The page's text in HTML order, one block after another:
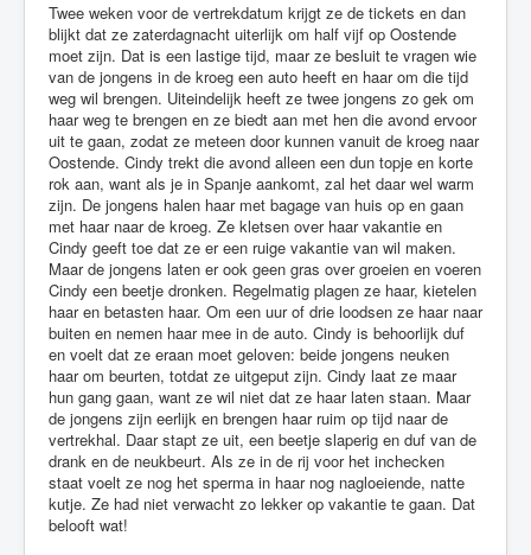
Twee weken voor de vertrekdatum krijgt ze de tickets en dan
blijkt dat ze zaterdagnacht uiterlijk om half vijf op Oostende
moet zijn. Dat is een lastige tijd, maar ze besluit te vragen wie
van de jongens in de kroeg een auto heeft en haar om die tijd
weg wil brengen. Uiteindelijk heeft ze twee jongens zo gek om
haar weg te brengen en ze biedt aan met hen die avond ervoor
uit te gaan, zodat ze meteen door kunnen vanuit de kroeg naar
Oostende. Cindy trekt die avond alleen een dun topje en korte
rok aan, want als je in Spanje aankomt, zal het daar wel warm
zijn. De jongens halen haar met bagage van huis op en gaan
met haar naar de kroeg. Ze kletsen over haar vakantie en
Cindy geeft toe dat ze er een ruige vakantie van wil maken.
Maar de jongens laten er ook geen gras over groeien en voeren
Cindy een beetje dronken. Regelmatig plagen ze haar, kietelen
haar en betasten haar. Om een uur of drie loodsen ze haar naar
buiten en nemen haar mee in de auto. Cindy is behoorlijk duf
en voelt dat ze eraan moet geloven: beide jongens neuken
haar om beurten, totdat ze uitgeput zijn. Cindy laat ze maar
hun gang gaan, want ze wil niet dat ze haar laten staan. Maar
de jongens zijn eerlijk en brengen haar ruim op tijd naar de
vertrekhal. Daar stapt ze uit, een beetje slaperig en duf van de
drank en de neukbeurt. Als ze in de rij voor het inchecken
staat voelt ze nog het sperma in haar nog nagloeiende, natte
kutje. Ze had niet verwacht zo lekker op vakantie te gaan. Dat
belooft wat!